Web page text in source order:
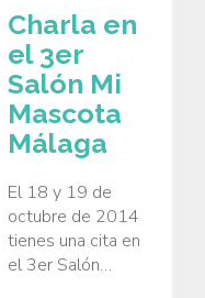
Charla en
el 3er
Salón Mi
Mascota
Málaga
El 18 y 19 de
octubre de 2014
tienes una cita en
el 3er Salón…